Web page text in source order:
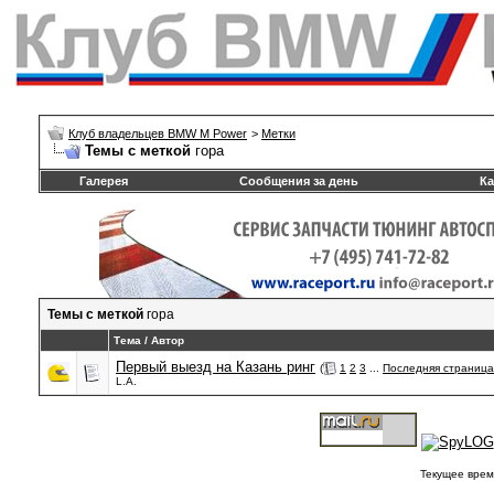
Клуб владельцев BMW M Power > Метки
Темы с меткой гора
Галерея Сообщения за день
Темы с меткой гора
Тема / Автор
Первый выезд на Казань ринг ( 1 2 3
Последняя страница
L.A.
Текущее